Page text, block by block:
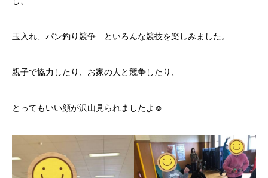
玉入れ、パン釣り競争…といろんな競技を楽しみました。
親子で協力したり、お家の人と競争したり、
とってもいい顔が沢山見られましたよ☺